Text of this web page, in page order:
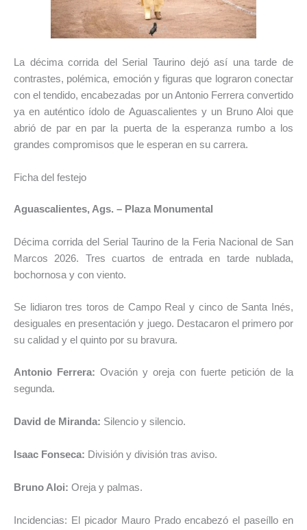
La décima corrida del Serial Taurino dejó así una tarde de
contrastes, polémica, emoción y figuras que lograron conectar
con el tendido, encabezadas por un Antonio Ferrera convertido
ya en auténtico ídolo de Aguascalientes y un Bruno Aloi que
abrió de par en par la puerta de la esperanza rumbo a los
grandes compromisos que le esperan en su carrera.
Ficha del festejo
Aguascalientes, Ags. – Plaza Monumental
Décima corrida del Serial Taurino de la Feria Nacional de San
Marcos 2026. Tres cuartos de entrada en tarde nublada,
bochornosa y con viento.
Se lidiaron tres toros de Campo Real y cinco de Santa Inés,
desiguales en presentación y juego. Destacaron el primero por
su calidad y el quinto por su bravura.
Antonio Ferrera: Ovación y oreja con fuerte petición de la
segunda.
David de Miranda: Silencio y silencio.
Isaac Fonseca: División y división tras aviso.
Bruno Aloi: Oreja y palmas.
Incidencias: El picador Mauro Prado encabezó el paseíllo en